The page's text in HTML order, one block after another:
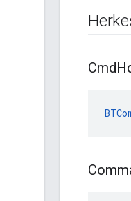
Cmd